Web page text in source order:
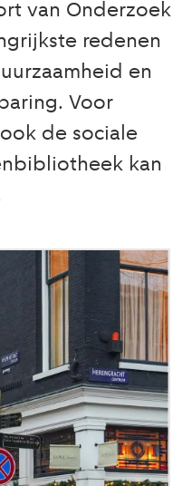
van Onderzoek
redenen
en
Voor
de sociale
kan